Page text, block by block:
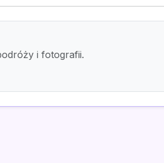
i fotografii.